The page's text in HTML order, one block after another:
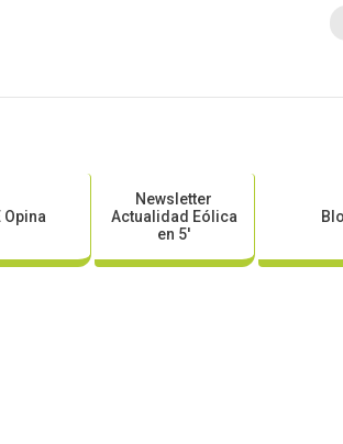
Opina
Newsletter
Actualidad Eólica
en 5′